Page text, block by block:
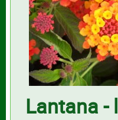
Lantana -